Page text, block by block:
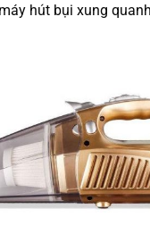
hút bụi xung